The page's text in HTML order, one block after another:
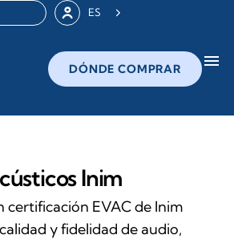
ES
DÓNDE COMPRAR menu
Inim
certificación EVAC de Inim
y fidelidad de audio,